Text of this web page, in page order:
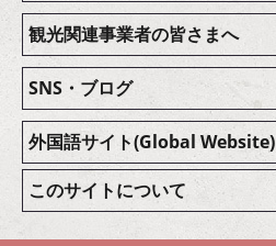
観光関連事業者の皆さまへ
SNS・ブログ
外国語サイト(Global Website)
このサイトについて